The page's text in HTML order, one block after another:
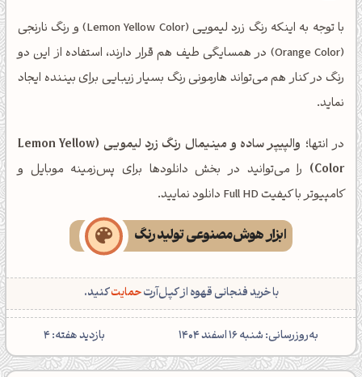
با توجه به اینکه رنگ زرد لیمویی (Lemon Yellow Color) و رنگ نارنجی
(Orange Color) در همسایگی طیف هم قرار دارند، استفاده از این دو
رنگ در کنار هم می‌تواند هارمونی رنگ بسیار زیبایی برای بیننده ایجاد
نماید.
در انتها؛
والپیپر ساده و مینیمال رنگ زرد لیمویی (Lemon Yellow
Color)
را می‌توانید در بخش دانلودها برای پس‌زمینه موبایل و
کامپیوتر با کیفیت Full HD دانلود نمایید.
ابزار هوش‌مصنوعی تولید رنگ
با خرید فنجانی قهوه از کپل‌آرتحمایتکنید.
‌به‌روزرسانی: شنبه 16 اسفند 1404 بازدید هفته:4